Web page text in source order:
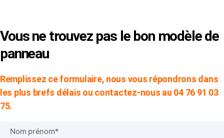
Vous ne trouvez pas le bon modèle de
panneau
Remplissez ce formulaire, nous vous répondrons dans
les plus brefs délais ou contactez-nous au 04 76 91 03
75.